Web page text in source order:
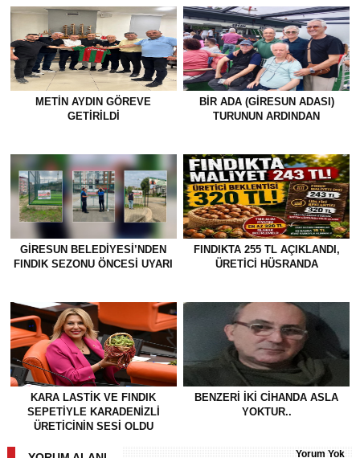
METİN AYDIN GÖREVE
GETİRİLDİ
BİR ADA (GİRESUN ADASI)
TURUNUN ARDINDAN
GİRESUN BELEDİYESİ’NDEN
FINDIK SEZONU ÖNCESİ UYARI
FINDIKTA 255 TL AÇIKLANDI,
ÜRETİCİ HÜSRANDA
KARA LASTİK VE FINDIK
SEPETİYLE KARADENİZLİ
ÜRETİCİNİN SESİ OLDU
BENZERI IKI CIHANDA ASLA
YOKTUR..
Yorum Yok